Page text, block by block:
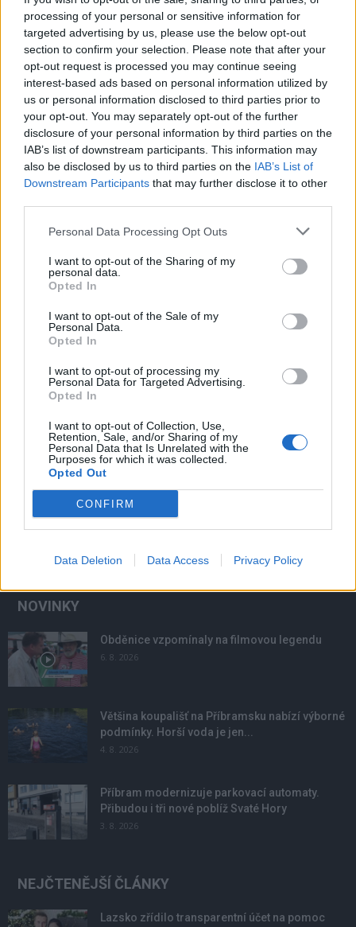
processing of your personal or sensitive information for
targeted advertising by us, please use the below opt-out
section to confirm your selection. Please note that after your
opt-out request is processed you may continue seeing
interest-based ads based on personal information utilized by
us or personal information disclosed to third parties prior to
your opt-out. You may separately opt-out of the further
disclosure of your personal information by third parties on the
IAB’s list of downstream participants. This information may
also be disclosed by us to third parties on the IAB’s List of
Downstream Participants that may further disclose it to other
Personal Data Processing Opt Outs
I want to opt-out of the Sharing of my
personal data.
Opted In
I want to opt-out of the Sale of my
Personal Data.
Opted In
I want to opt-out of processing my
Personal Data for Targeted Advertising.
Opted In
I want to opt-out of Collection, Use,
Retention, Sale, and/or Sharing of my
Personal Data that Is Unrelated with the
Purposes for which it was collected.
Opted Out
CONFIRM
Data Deletion Data Access Privacy Policy
SOUVISEJÍCÍ ČLÁNKY
VÍCE OD AUTORA
Krimi
Vykradených aut na Příbramsku přibylo.
Policie připomíná: Auto není trezor
Krimi
Každý sedmý řidič měl problém. Policie
při víkendové akci na Příbramsku odhalila
30 přestupků
Čtvrtina řidičů při kontrole na Příbramsku
dohled na silnicích
NOVINKY
Obděnice vzpomínaly na filmovou legendu
6. 8. 2026
Většina koupališť na Příbramsku nabízí výborné
podmínky. Horší voda je jen...
4. 8. 2026
Příbram modernizuje parkovací automaty.
Přibudou i tři nové poblíž Svaté Hory
3. 8. 2026
NEJČTENĚJŠÍ ČLÁNKY
Lazsko zřídilo transparentní účet na pomoc